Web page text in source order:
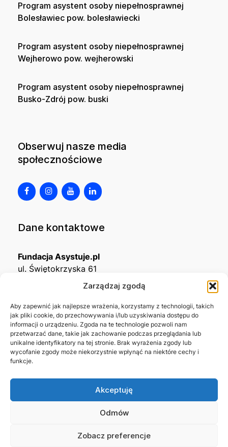
Zarządzaj zgodą
Aby zapewnić jak najlepsze wrażenia, korzystamy z technologii, takich
jak pliki cookie, do przechowywania i/lub uzyskiwania dostępu do
informacji o urządzeniu. Zgoda na te technologie pozwoli nam
przetwarzać dane, takie jak zachowanie podczas przeglądania lub
unikalne identyfikatory na tej stronie. Brak wyrażenia zgody lub
wycofanie zgody może niekorzystnie wpłynąć na niektóre cechy i
funkcje.
Akceptuję
Odmów
Zobacz preferencje
Program asystent osoby niepełnosprawnej
Bolesławiec pow. bolesławiecki
Program asystent osoby niepełnosprawnej
Wejherowo pow. wejherowski
Program asystent osoby niepełnosprawnej
Busko-Zdrój pow. buski
Obserwuj nasze media
społecznościowe
Dane kontaktowe
Fundacja Asystuje.pl
ul. Świętokrzyska 61
KRS0001215994
NIP5492488380
REGON543667703
Nr konta bankowego